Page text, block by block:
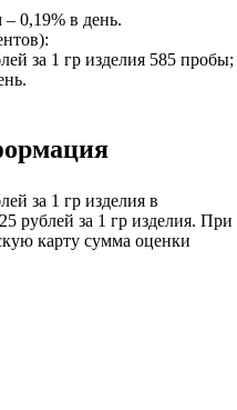
0,19% в день.
за 1 гр изделия 585 пробы;
за 1 гр изделия в
рублей за 1 гр изделия. При
карту сумма оценки